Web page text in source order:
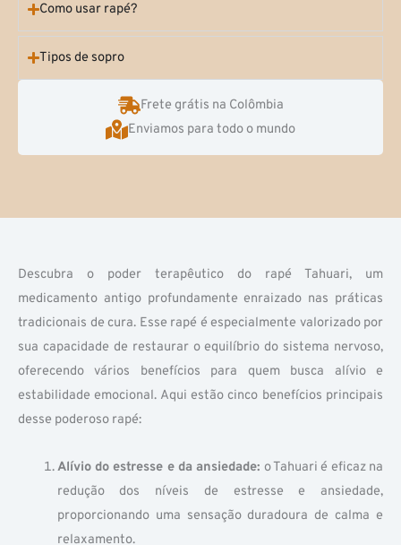
Como usar rapé?
Tipos de sopro
Frete grátis na Colômbia
Enviamos para todo o mundo
Descubra o poder terapêutico do rapé Tahuari, um
medicamento antigo profundamente enraizado nas práticas
tradicionais de cura. Esse rapé é especialmente valorizado por
sua capacidade de restaurar o equilíbrio do sistema nervoso,
oferecendo vários benefícios para quem busca alívio e
estabilidade emocional. Aqui estão cinco benefícios principais
desse poderoso rapé:
Alívio do estresse e da ansiedade: o Tahuari é eficaz na
redução dos níveis de estresse e ansiedade,
proporcionando uma sensação duradoura de calma e
relaxamento.